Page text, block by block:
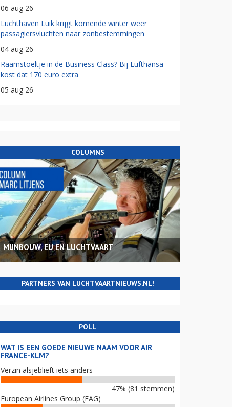
06 aug 26
Luchthaven Luik krijgt komende winter weer
passagiersvluchten naar zonbestemmingen
04 aug 26
Raamstoeltje in de Business Class? Bij Lufthansa
kost dat 170 euro extra
05 aug 26
COLUMNS
MIJNBOUW, EU EN LUCHTVAART
PARTNERS VAN LUCHTVAARTNIEUWS.NL!
POLL
WAT IS EEN GOEDE NIEUWE NAAM VOOR AIR
FRANCE-KLM?
Verzin alsjeblieft iets anders
47% (81 stemmen)
European Airlines Group (EAG)